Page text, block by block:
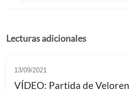
Lecturas adicionales
13/09/2021
VÍDEO: Partida de